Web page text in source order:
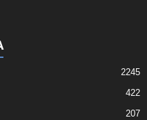
2245
422
207